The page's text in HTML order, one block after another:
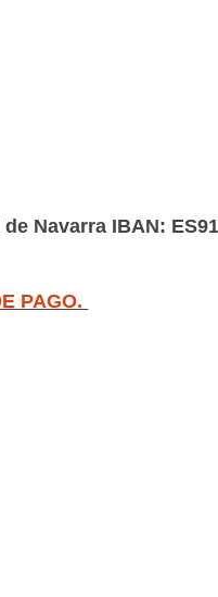
Navarra IBAN:
PAGO.